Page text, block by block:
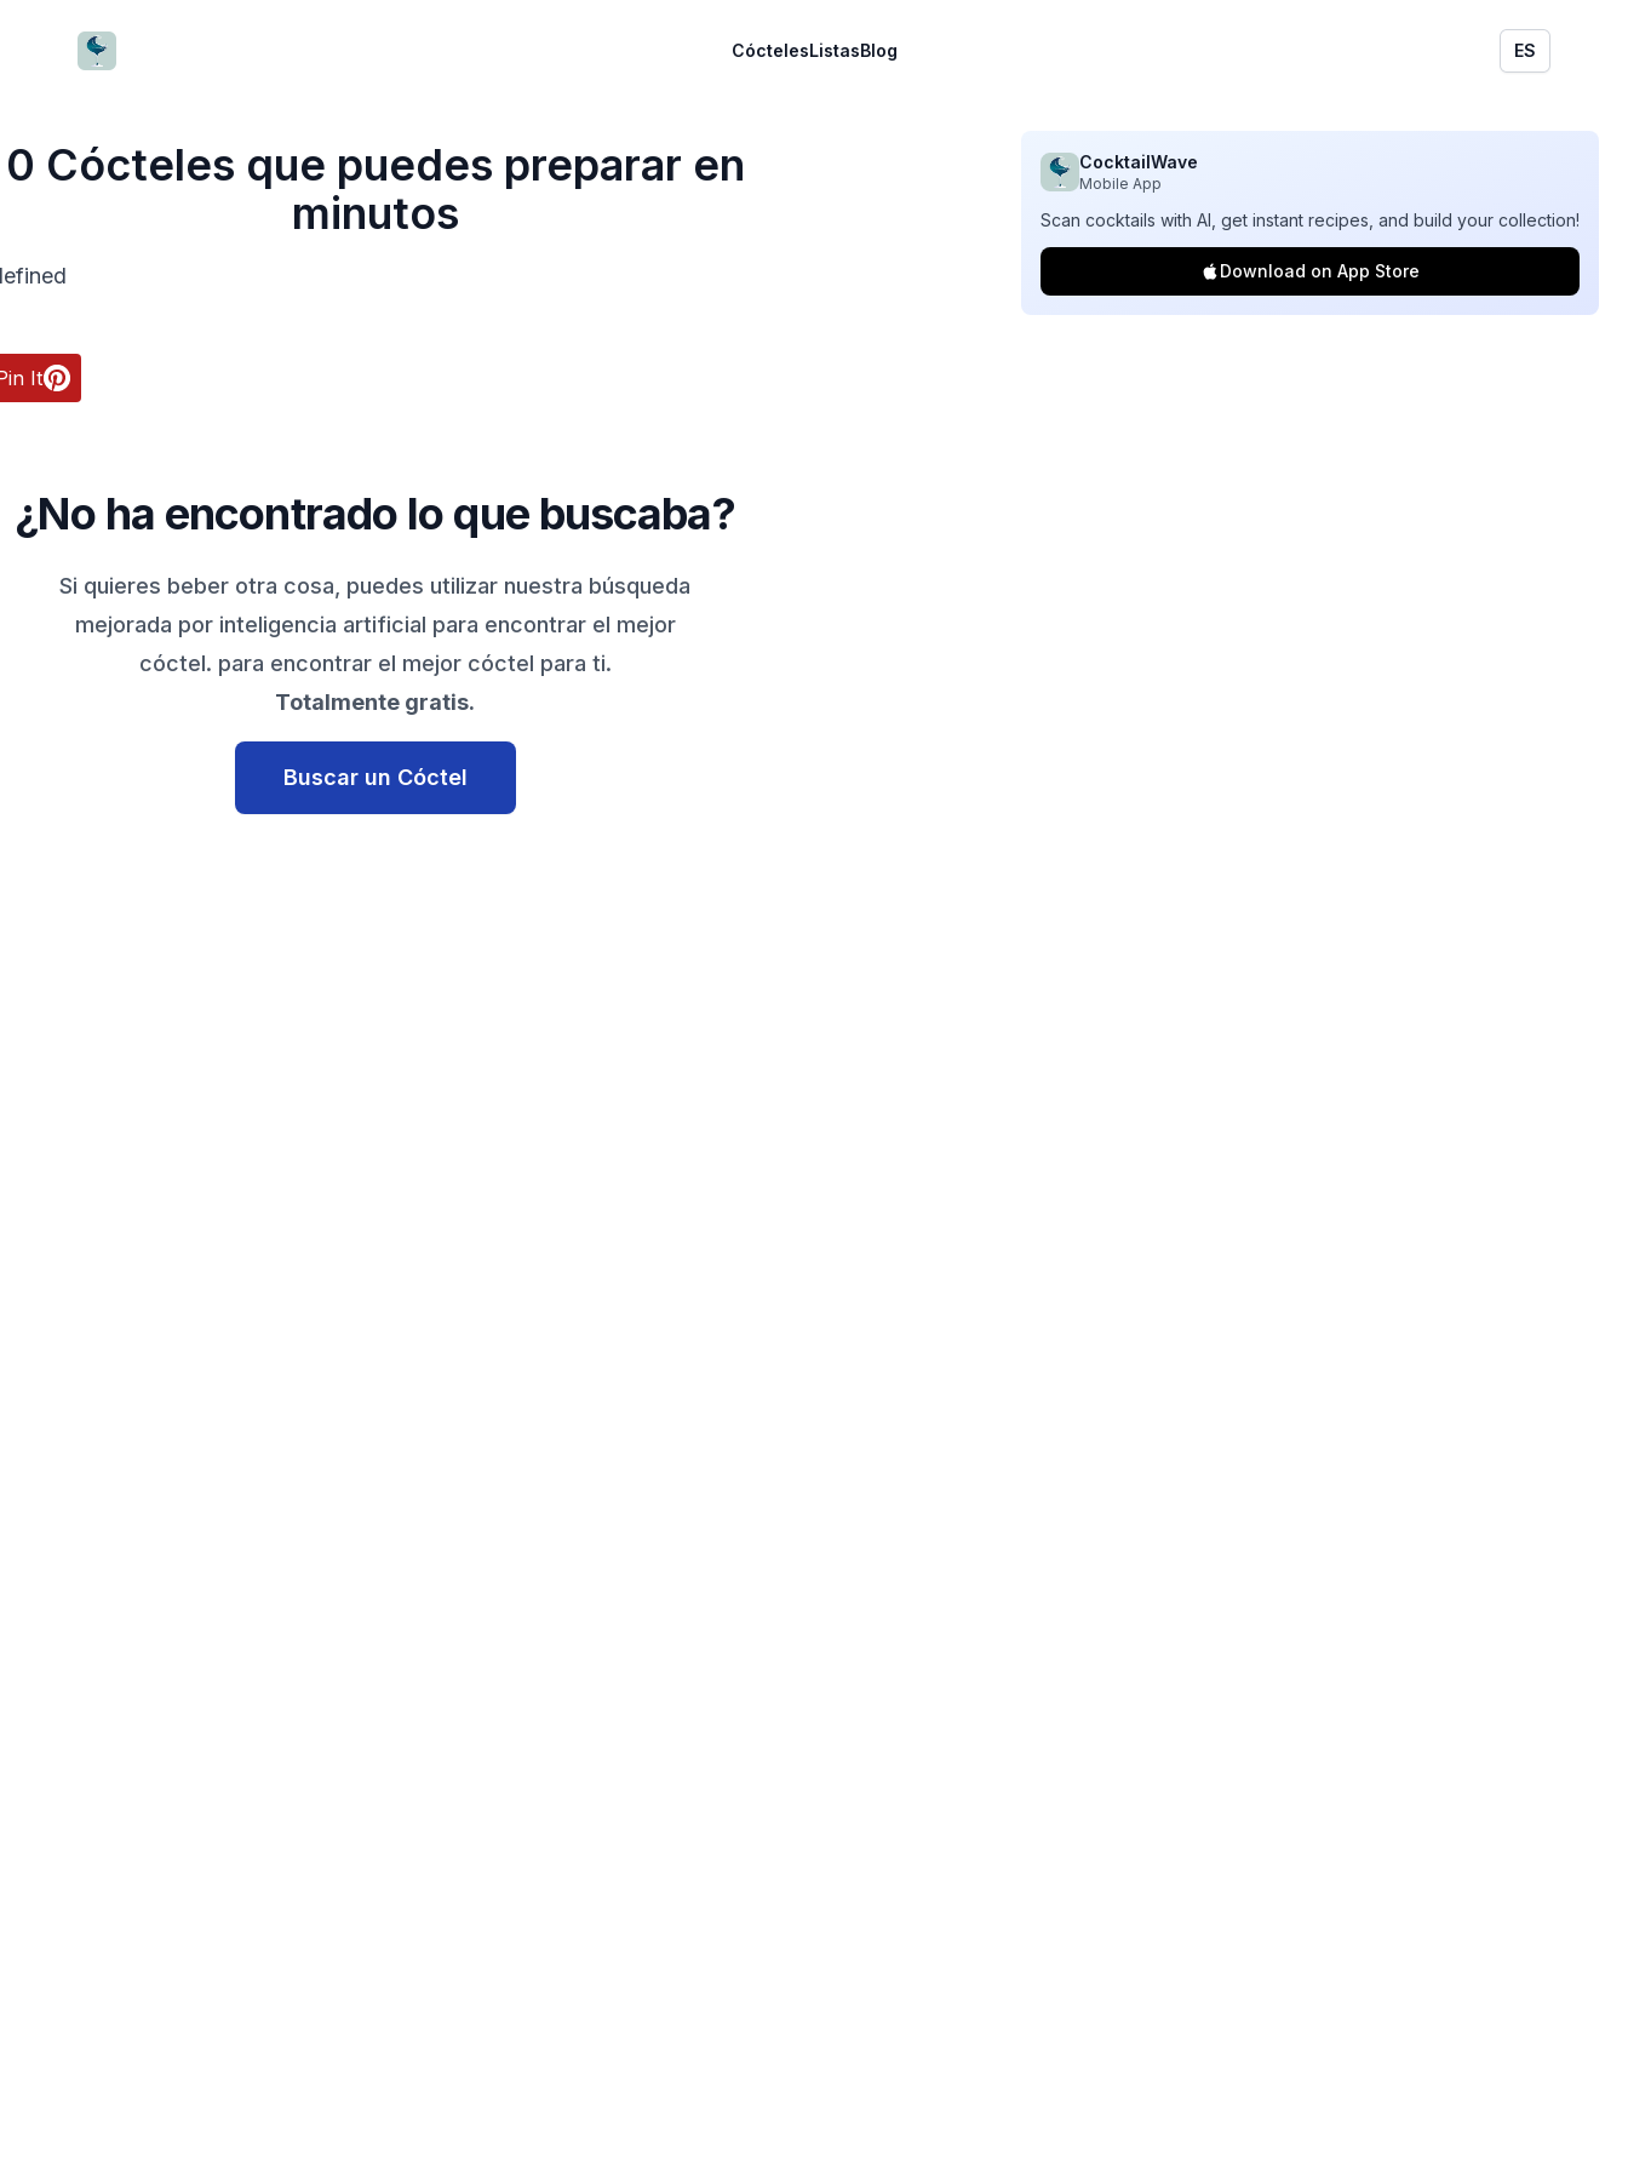
CocktailWave CóctelesListasBlog ES
0 Cócteles que puedes preparar en
minutos
It
¿No ha encontrado lo que buscaba?
Si quieres beber otra cosa, puedes utilizar nuestra búsqueda
mejorada por inteligencia artificial para encontrar el mejor
cóctel. para encontrar el mejor cóctel para ti.
Totalmente gratis.
Buscar un Cóctel
CocktailWave
Mobile App
Scan cocktails with AI, get instant recipes, and build your collection!
Download on App Store